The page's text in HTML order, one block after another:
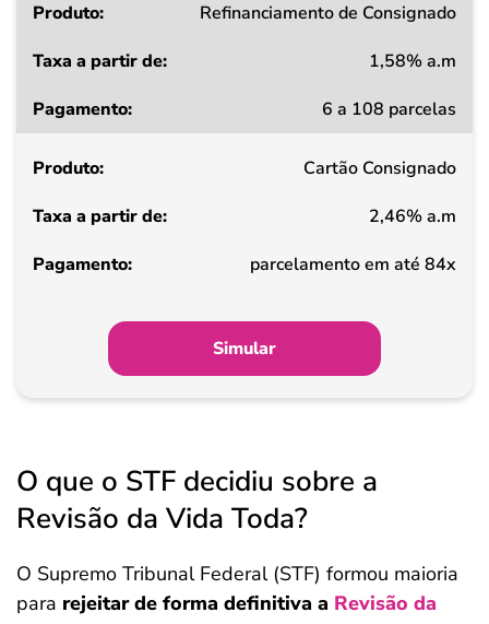
Refinanciamento de Consignado
1,58% a.m
6 a 108 parcelas
Cartão Consignado
2,46% a.m
parcelamento em até 84x
Simular
O que o STF decidiu sobre a
Revisão da Vida Toda?
O Supremo Tribunal Federal (STF) formou maioria
para rejeitar de forma definitiva a Revisão da